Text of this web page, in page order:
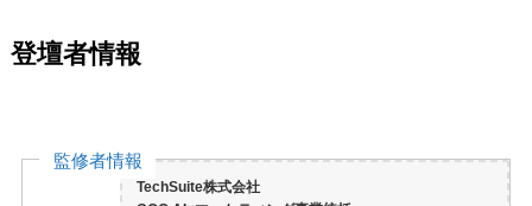
登壇者情報
監修者情報
TechSuite株式会社